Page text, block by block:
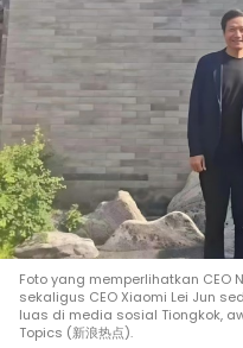
Foto yang memperlihatkan CEO
sekaligus CEO Xiaomi Lei Jun
luas di media sosial Tiongkok,
Topics (新浪热点).